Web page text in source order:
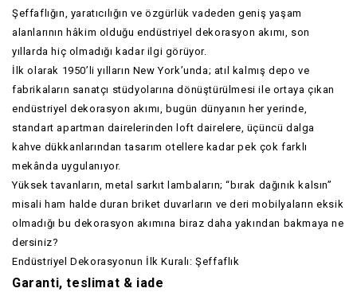
Şeffaflığın, yaratıcılığın ve özgürlük vadeden geniş yaşam
alanlarının hâkim olduğu endüstriyel dekorasyon akımı, son
yıllarda hiç olmadığı kadar ilgi görüyor.
İlk olarak 1950’li yılların New York’unda; atıl kalmış depo ve
fabrikaların sanatçı stüdyolarına dönüştürülmesi ile ortaya çıkan
endüstriyel dekorasyon akımı, bugün dünyanın her yerinde,
standart apartman dairelerinden loft dairelere, üçüncü dalga
kahve dükkanlarından tasarım otellere kadar pek çok farklı
mekânda uygulanıyor.
Yüksek tavanların, metal sarkıt lambaların; “bırak dağınık kalsın”
misali ham halde duran briket duvarların ve deri mobilyaların eksik
olmadığı bu dekorasyon akımına biraz daha yakından bakmaya ne
dersiniz?
Endüstriyel Dekorasyonun İlk Kuralı: Şeffaflık
Garanti, teslimat & iade